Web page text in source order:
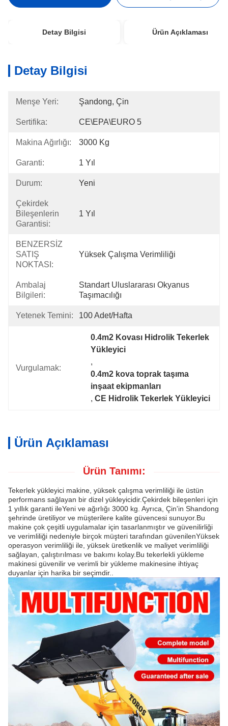
Detay Bilgisi Ürün Açıklaması
Detay Bilgisi
Menşe Yeri: Şandong, Çin
Sertifika: CE\EPA\EURO 5
Makina Ağırlığı: 3000 Kg
Garanti: 1 Yıl
Durum: Yeni
Çekirdek
Bileşenlerin
Garantisi:
1 Yıl
BENZERSİZ
SATIŞ
NOKTASI:
Yüksek Çalışma Verimliliği
Ambalaj
Bilgileri:
Standart Uluslararası Okyanus
Taşımacılığı
Yetenek Temini: 100 Adet/hafta
Vurgulamak:
0.4m2 Kovası Hidrolik Tekerlek
Yükleyici
,
0.4m2 kova toprak taşıma
inşaat ekipmanları
, CE Hidrolik Tekerlek Yükleyici
Ürün Açıklaması
Ürün Tanımı:
Tekerlek yükleyici makine, yüksek çalışma verimliliği ile üstün
performans sağlayan bir dizel yükleyicidir.Çekirdek bileşenleri için
1 yıllık garanti ileYeni ve ağırlığı 3000 kg. Ayrıca, Çin'in Shandong
şehrinde üretiliyor ve müşterilere kalite güvencesi sunuyor.Bu
makine çok çeşitli uygulamalar için tasarlanmıştır ve güvenilirliği
ve verimliliği nedeniyle birçok müşteri tarafından güvenilenYüksek
operasyon verimliliği ile, yüksek üretkenlik ve maliyet verimliliği
sağlayan, çalıştırılması ve bakımı kolay.Bu tekerlekli yükleme
makinesi güvenilir ve verimli bir yükleme makinesine ihtiyaç
duyanlar için harika bir seçimdir..